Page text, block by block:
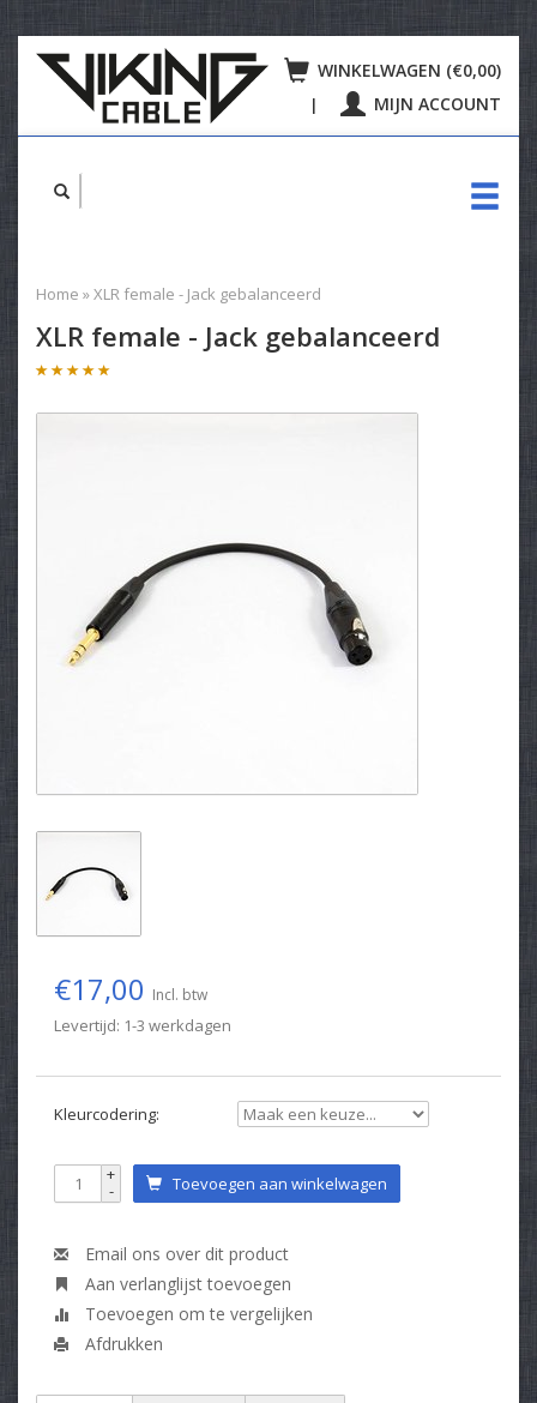
WINKELWAGEN (€0,00)
| MIJN ACCOUNT
Home »XLR female - Jack gebalanceerd
XLR female - Jack gebalanceerd
€17,00 Incl. btw
Levertijd: 1-3 werkdagen
Kleurcodering:
+
- Toevoegen aan winkelwagen
Email ons over dit product
Aan verlanglijst toevoegen
Toevoegen om te vergelijken
Afdrukken